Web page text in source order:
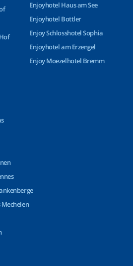
Enjoyhotel Haus am See
Enjoyhotel Bottler
Enjoy Schlosshotel Sophia
Enjoyhotel am Erzengel
Enjoy Moezelhotel Bremm